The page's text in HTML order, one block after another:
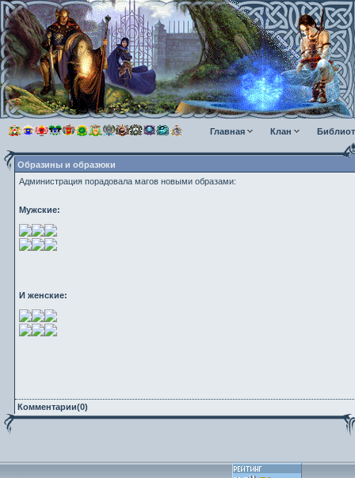
Главная Клан
Образины и образюки
Администрация порадовала магов новыми образами:
Мужские:
И женские:
Комментарии(0)